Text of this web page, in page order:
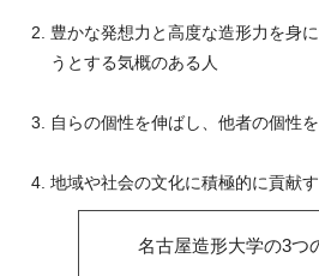
豊かな発想力と高度な造形力を身
うとする気概のある人
自らの個性を伸ばし、他者の個性
地域や社会の文化に積極的に貢献
名古屋造形大学の3つ